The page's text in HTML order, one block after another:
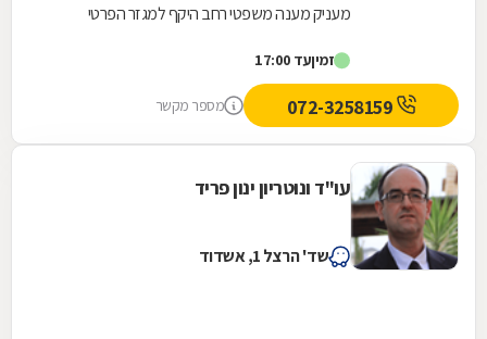
מעניק מענה משפטי רחב היקף למגזר הפרטי
משלושה...
זמיןעד 17:00
מספר מקשר
עו"ד ונוטריון ינון פריד
שד' הרצל 1, אשדוד